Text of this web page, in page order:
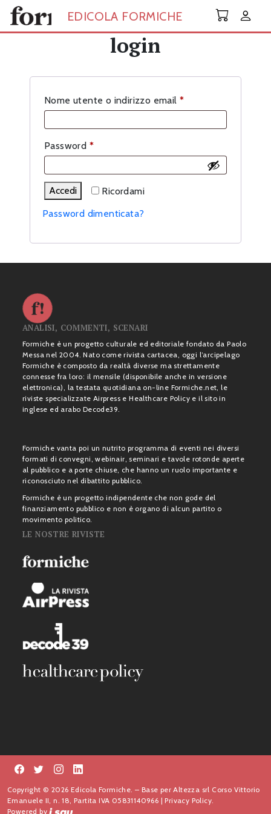
Skip to main content
EDICOLA FORMICHE
login
Nome utente o indirizzo email *Richiesto
Password *Richiesto
Ricordami
Accedi
Password dimenticata?
ANALISI, COMMENTI, SCENARI
Formiche è un progetto culturale ed editoriale fondato da Paolo
Messa nel 2004. Nato come rivista cartacea, oggi l’arcipelago
Formiche è composto da realtà diverse ma strettamente
connesse fra loro: il mensile (disponibile anche in versione
elettronica), la testata quotidiana on-line Formiche.net, le
riviste specializzate Airpress e Healthcare Policy e il sito in
inglese ed arabo Decode39.
Formiche vanta poi un nutrito programma di eventi nei diversi
formati di convegni, webinair, seminari e tavole rotonde aperte
al pubblico e a porte chiuse, che hanno un ruolo importante e
riconosciuto nel dibattito pubblico.
Formiche è un progetto indipendente che non gode del
finanziamento pubblico e non è organo di alcun partito o
movimento politico.
LE NOSTRE RIVISTE
Copyright © 2026 Edicola Formiche. – Base per Altezza srl Corso Vittorio
Emanuele II, n. 18, Partita IVA 05831140966 |Privacy Policy.
Powered by